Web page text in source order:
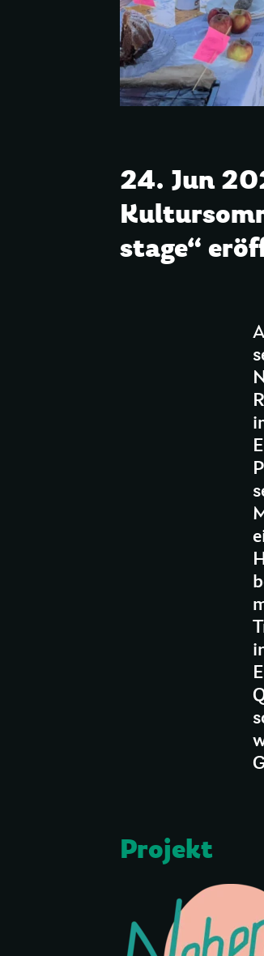
24. Jun
stage“
Projekt